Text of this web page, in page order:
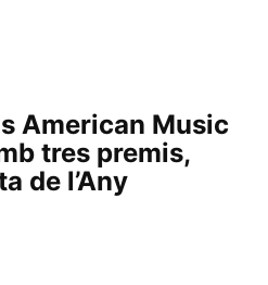
American Music
tres premis,
de l’Any